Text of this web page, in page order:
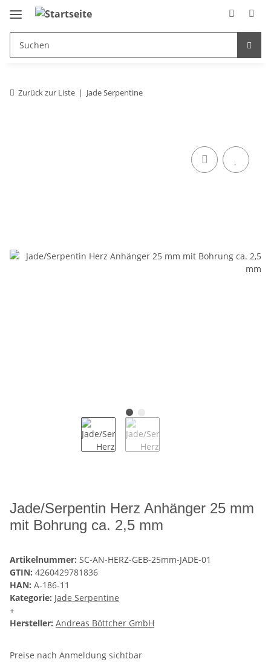
Zurück zur Liste Jade Serpentine
Jade/Serpentin Herz Anhänger 25 mm
mit Bohrung ca. 2,5 mm
Artikelnummer: SC-AN-HERZ-GEB-25mm-JADE-01
GTIN: 4260429781836
HAN: A-186-11
Kategorie: Jade Serpentine
+
Hersteller: Andreas Böttcher GmbH
Preise nach Anmeldung sichtbar